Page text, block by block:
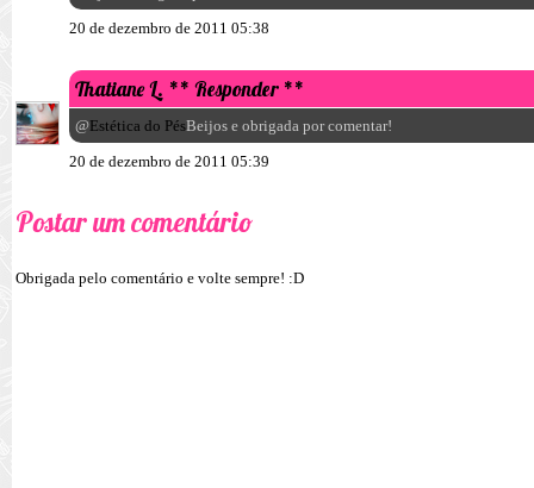
20 de dezembro de 2011 05:38
Thatiane L. ** Responder **
@Estética do PésBeijos e obrigada por comentar!
20 de dezembro de 2011 05:39
Postar um comentário
Obrigada pelo comentário e volte sempre! :D